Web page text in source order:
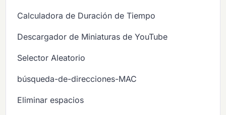
Calculadora de Duración de Tiempo
Descargador de Miniaturas de YouTube
Selector Aleatorio
búsqueda-de-direcciones-MAC
Eliminar espacios